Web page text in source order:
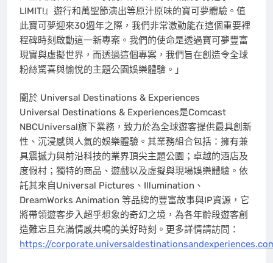
LIMIT!』遊行和萬聖節演出等原汁原味的寶可夢體驗。值
此寶可夢迎來30週年之際，我們非常激動能在這個重要裡
程碑時刻啟動這一新專案。我們的使命是透過寶可夢豐富
現實與虛擬世界，而透過這個專案，我們旨在創造令全球
粉絲驚喜與愉悅的主題公園娛樂體驗。」
關於 Universal Destinations & Experiences
Universal Destinations & Experiences是Comcast
NBCUniversal旗下業務，致力於為全球遊客提供最具創新
性、沉浸感與人氣的娛樂體驗。其業務組合包括：擁有兼
具震撼力與前沿科技的業界頂尖主題公園；卓越的酒店及
度假村；獨特的商品、遊戲以及虛擬與現場娛樂體驗。依
託其來自Universal Pictures、Illumination、
DreamWorks Animation 等品牌的豐富故事與IP資源，它
將帶領遊客步入超乎想象的奇幻之境，為各年齡段遊客創
造難忘且充滿情感共鳴的美好時刻。更多詳情請訪問：
https://